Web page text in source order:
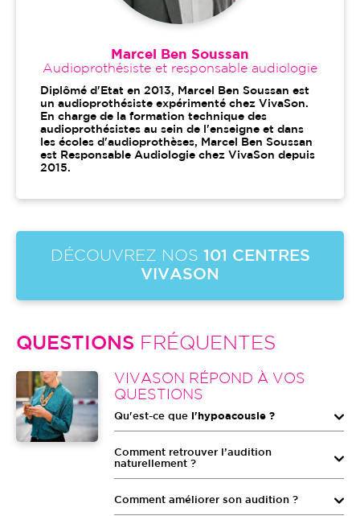
Marcel Ben Soussan
Audioprothésiste et responsable audiologie
Diplômé d'Etat en 2013, Marcel Ben Soussan est
un audioprothésiste expérimenté chez VivaSon.
En charge de la formation technique des
audioprothésistes au sein de l'enseigne et dans
les écoles d'audioprothèses, Marcel Ben Soussan
est Responsable Audiologie chez VivaSon depuis
2015.
DÉCOUVREZ NOS 101 CENTRES
VIVASON
QUESTIONS FRÉQUENTES
Image
VIVASON RÉPOND À VOS
QUESTIONS
Qu'est-ce que l'hypoacousie ?
Comment retrouver l’audition
naturellement ?
Comment améliorer son audition ?